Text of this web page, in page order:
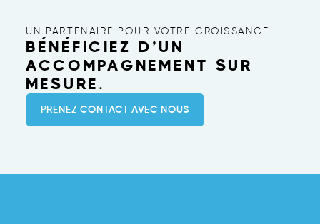
UN PARTENAIRE POUR VOTRE CROISSANCE
BÉNÉFICIEZ D’UN
ACCOMPAGNEMENT SUR
MESURE.
PRENEZ CONTACT AVEC NOUS